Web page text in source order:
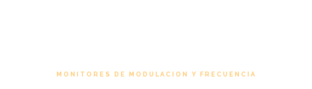
MONITORES DE MODULACION Y FRECUENCIA